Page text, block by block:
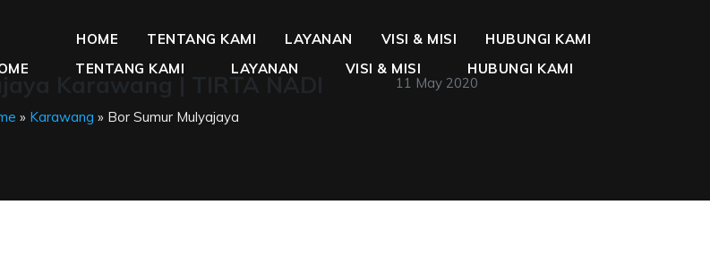
HOME TENTANG KAMI LAYANAN VISI & MISI HUBUNGI KAMI
11 May 2020
» Karawang » Bor Sumur Mulyajaya
TENTANG KAMI LAYANAN VISI & MISI HUBUNGI KAMI